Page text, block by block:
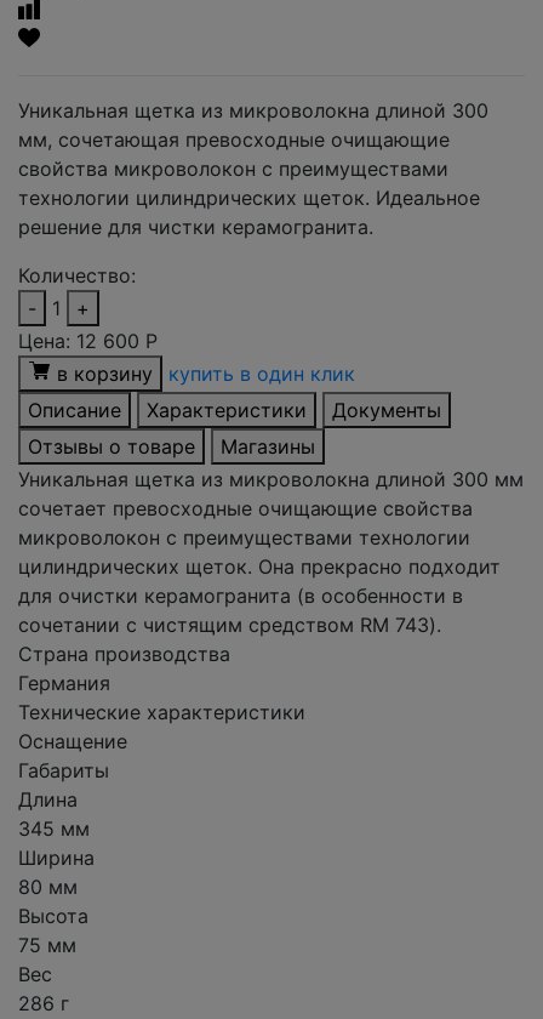
Уникальная щетка из микроволокна длиной 300
мм, сочетающая превосходные очищающие
свойства микроволокон с преимуществами
технологии цилиндрических щеток. Идеальное
решение для чистки керамогранита.
Количество:
-
1
+
Цена: 12 600 Р
в корзину
купить в один клик
Описание
Характеристики
Документы
Отзывы о товаре
Магазины
Уникальная щетка из микроволокна длиной 300 мм
сочетает превосходные очищающие свойства
микроволокон с преимуществами технологии
цилиндрических щеток. Она прекрасно подходит
для очистки керамогранита (в особенности в
сочетании с чистящим средством RM 743).
Страна производства
Германия
Технические характеристики
Оснащение
Габариты
Длина
345 мм
Ширина
80 мм
Высота
75 мм
Вес
286 г